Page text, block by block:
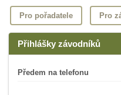
Pro pořadatele Pro
Přihlášky závodníků
Předem na telefonu